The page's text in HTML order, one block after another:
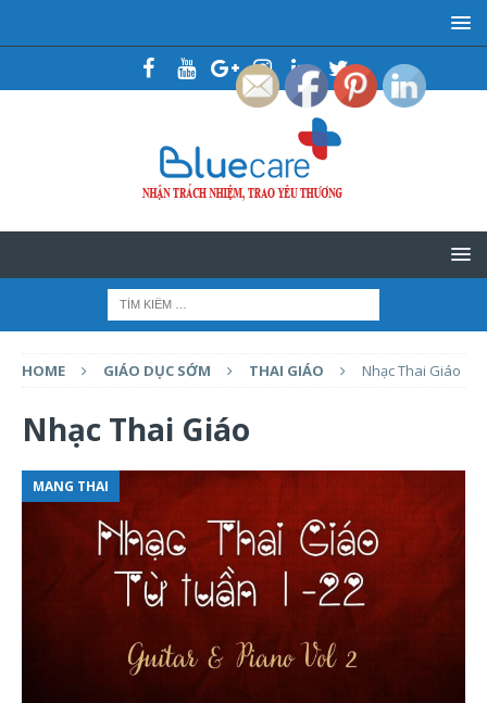
HOME GIÁO DỤC SỚM THAI GIÁO Nhạc Thai Giáo
Nhạc Thai Giáo
MANG THAI